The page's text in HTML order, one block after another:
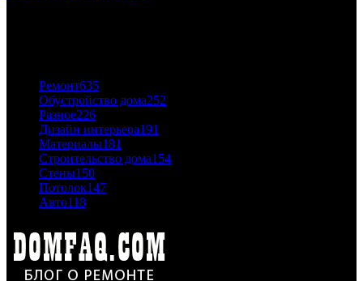
Ремонт635
Обустройство дома252
Разное226
Дизайн интерьера191
Материалы181
Строительство дома154
Стены150
Потолок147
Авто118